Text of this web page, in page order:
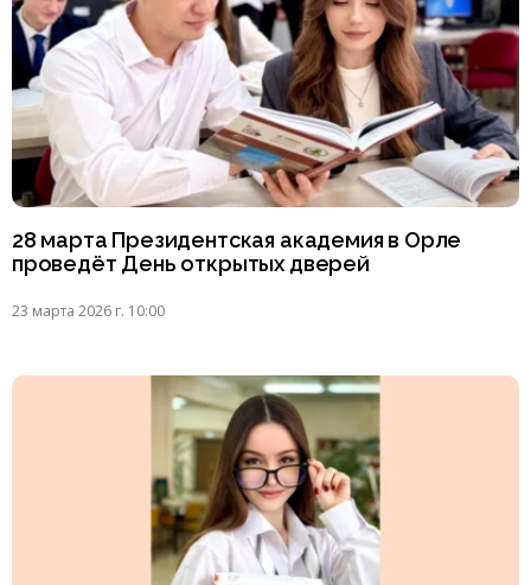
28 марта Президентская академия в Орле
проведёт День открытых дверей
23 марта 2026 г. 10:00